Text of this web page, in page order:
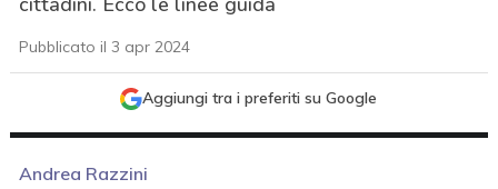
Pubblicato il 3 apr 2024
Aggiungi tra i preferiti su Google
Andrea Razzini